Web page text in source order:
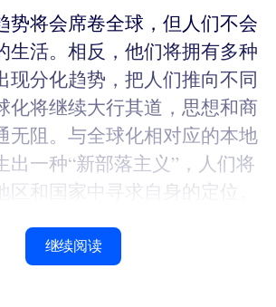
势将会席卷全球，但人们不会
生活。相反，他们将拥有多种
现分化趋势，把人们推向不同
化将继续大行其道，思想和商
无阻。与全球化相对应的本地
出一种“新部落主义”，人们将
区和国家中寻求自身的定位。
继续阅读